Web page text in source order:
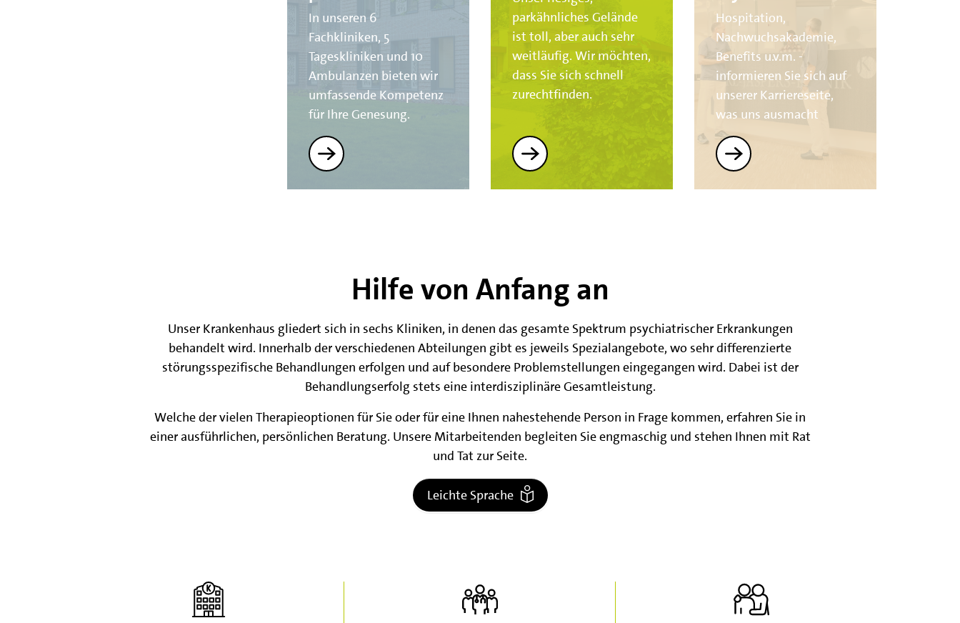
In unseren 6
Fachkliniken, 5
Tageskliniken und 10
Ambulanzen bieten wir
umfassende Kompetenz
für Ihre Genesung.
parkähnliches Gelände
ist toll, aber auch sehr
weitläufig. Wir möchten,
dass Sie sich schnell
zurechtfinden.
Hospitation,
Nachwuchsakademie,
Benefits u.v.m. -
informieren Sie sich auf
unserer Karriereseite,
was uns ausmacht
Hilfe von Anfang an
Unser Krankenhaus gliedert sich in sechs Kliniken, in denen das gesamte Spektrum psychiatrischer Erkrankungen
behandelt wird. Innerhalb der verschiedenen Abteilungen gibt es jeweils Spezialangebote, wo sehr differenzierte
störungsspezifische Behandlungen erfolgen und auf besondere Problemstellungen eingegangen wird. Dabei ist der
Behandlungserfolg stets eine interdisziplinäre Gesamtleistung.
Welche der vielen Therapieoptionen für Sie oder für eine Ihnen nahestehende Person in Frage kommen, erfahren Sie in
einer ausführlichen, persönlichen Beratung. Unsere Mitarbeitenden begleiten Sie engmaschig und stehen Ihnen mit Rat
und Tat zur Seite.
Leichte Sprache